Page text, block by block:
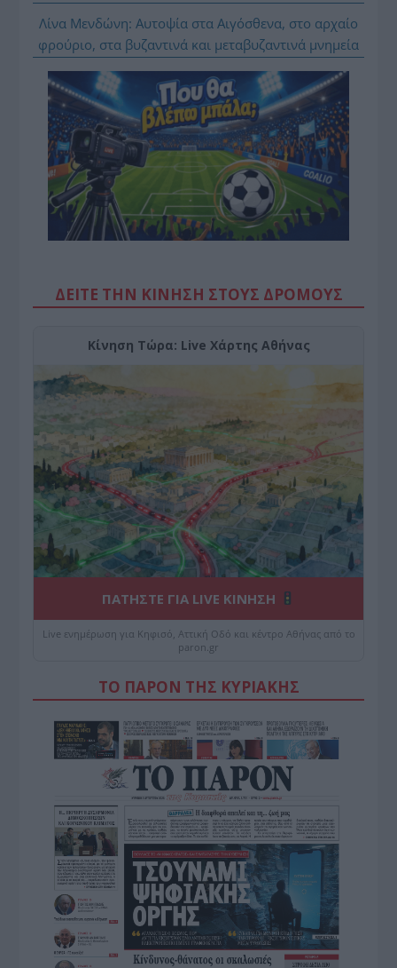
Λίνα Μενδώνη: Αυτοψία στα Αιγόσθενα, στο αρχαίο
φρούριο, στα βυζαντινά και μεταβυζαντινά μνημεία
ΔΕΙΤΕ ΤΗΝ ΚΙΝΗΣΗ ΣΤΟΥΣ ΔΡΌΜΟΥΣ
Κίνηση Τώρα: Live Χάρτης Αθήνας
ΠΑΤΗΣΤΕ ΓΙΑ LIVE ΚΙΝΗΣΗ
Live ενημέρωση για Κηφισό, Αττική Οδό και κέντρο Αθήνας από το
paron.gr
ΤΟ ΠΑΡΟΝ ΤΗΣ ΚΥΡΙΑΚΗΣ